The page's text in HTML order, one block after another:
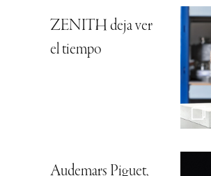
ZENITH deja ver
el tiempo
Audemars Piguet,